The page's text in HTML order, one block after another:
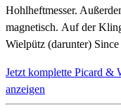
Hohlheftmesser.
magnetisch. Auf der
Wielpütz (darunter)
Jetzt komplette Picard &
anzeigen